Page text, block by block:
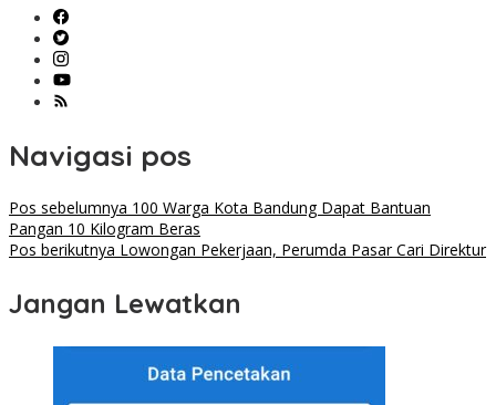
Navigasi pos
Pos sebelumnya 100 Warga Kota Bandung Dapat Bantuan
Pangan 10 Kilogram Beras
Pos berikutnya Lowongan Pekerjaan, Perumda Pasar Cari Direktur
Jangan Lewatkan